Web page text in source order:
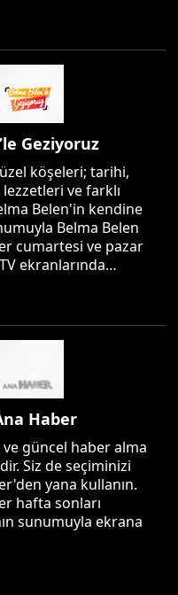
Geziyoruz
köşeleri; tarihi,
ve farklı
Belen'in kendine
Belma Belen
cumartesi ve pazar
ekranlarında…
Haber
güncel haber alma
Siz de seçiminizi
yana kullanın.
hafta sonları
sunumuyla ekrana